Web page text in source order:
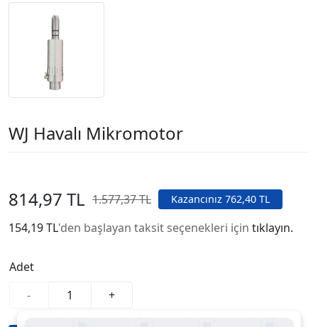
WJ Havalı Mikromotor
814,97 TL 1.577,37 TL Kazancınız 762,40 TL
154,19 TL'den başlayan taksit seçenekleri için tıklayın.
Adet
-
+